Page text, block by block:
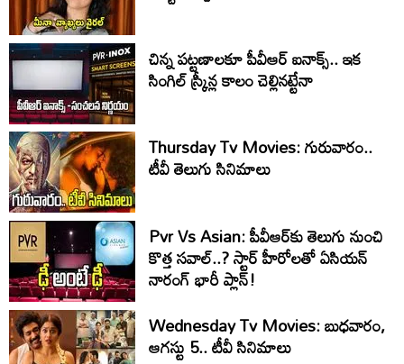
చిన్న పట్టణాలకూ పీవీఆర్ ఐనాక్స్.. ఇక
సింగిల్ స్క్రీన్ల కాలం చెల్లినట్టేనా
Thursday Tv Movies: గురువారం..
టీవీ తెలుగు సినిమాలు
Pvr Vs Asian: పీవీఆర్‌కు తెలుగు నుంచి
కొత్త సవాల్..? స్టార్ హీరోలతో ఏసియన్
నారంగ్ భారీ ప్లాన్!
Wednesday Tv Movies: బుధవారం,
ఆగ‌స్టు 5.. టీవీ సినిమాలు